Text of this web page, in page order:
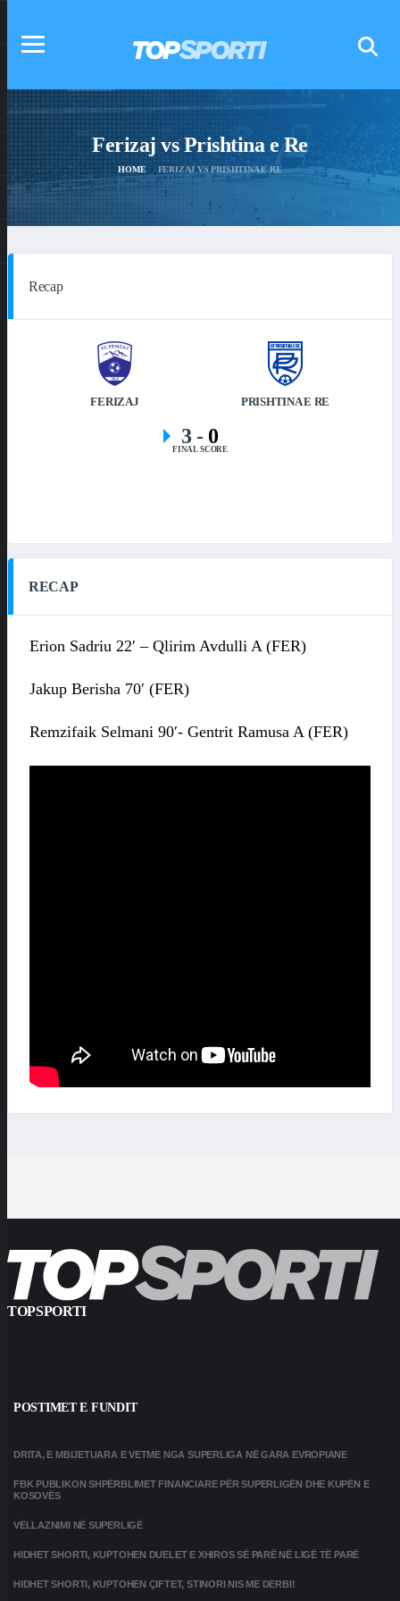
Ferizaj vs Prishtina e Re
HOME FERIZAJ VS PRISHTINA E RE
Recap
FERIZAJ PRISHTINA E RE
3- 0
FINAL SCORE
RECAP
Erion Sadriu 22′ – Qlirim Avdulli A (FER)
Jakup Berisha 70′ (FER)
Remzifaik Selmani 90′- Gentrit Ramusa A (FER)
TOPSPORTI
POSTIMET E FUNDIT
DRITA, E MBIJETUARA E VETME NGA SUPERLIGA NË GARA EVROPIANE
FBK PUBLIKON SHPËRBLIMET FINANCIARE PËR SUPERLIGËN DHE KUPËN E
KOSOVËS
VËLLAZNIMI NË SUPERLIGË
HIDHET SHORTI, KUPTOHEN DUELET E XHIROS SË PARË NË LIGË TË PARË
HIDHET SHORTI, KUPTOHEN ÇIFTET, STINORI NIS ME DERBI!